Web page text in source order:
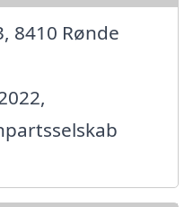
8410 Rønde